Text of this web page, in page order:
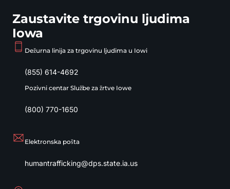
Zaustavite trgovinu ljudima
Iowa
Dežurna linija za trgovinu ljudima u Iowi
(855) 614-4692
Pozivni centar Službe za žrtve Iowe
(800) 770-1650
Elektronska pošta
humantrafficking@dps.state.ia.us